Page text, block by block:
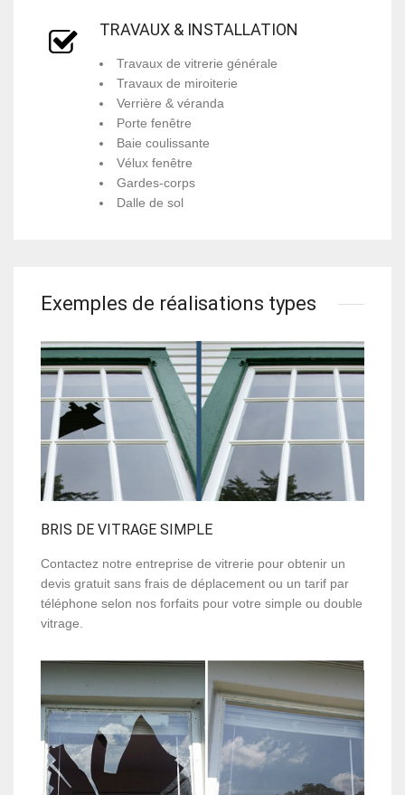
TRAVAUX & INSTALLATION
Travaux de vitrerie générale
Travaux de miroiterie
Verrière & véranda
Porte fenêtre
Baie coulissante
Vélux fenêtre
Gardes-corps
Dalle de sol
Exemples de réalisations types
BRIS DE VITRAGE SIMPLE
Contactez notre entreprise de vitrerie pour obtenir un
devis gratuit sans frais de déplacement ou un tarif par
téléphone selon nos forfaits pour votre simple ou double
vitrage.